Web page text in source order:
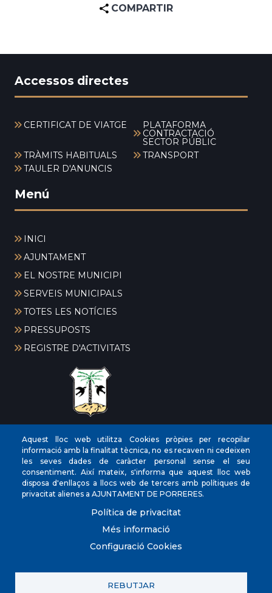
COMPARTIR
Accessos directes
CERTIFICAT DE VIATGE PLATAFORMA
CONTRACTACIÓ
SECTOR PÚBLIC
TRÀMITS HABITUALS
TRANSPORT
TAULER D'ANUNCIS
Menú
INICI
AJUNTAMENT
EL NOSTRE MUNICIPI
SERVEIS MUNICIPALS
TOTES LES NOTÍCIES
PRESSUPOSTS
REGISTRE D'ACTIVITATS
CIF
‎P0704300C
Direccions
Plaça de la Vila, 17 CP: 07260
Telèfon (+34) 971 647221
Fax
(+34) 971 168265
910/605 098 760
Contacta amb nosaltres
Política de privacitat
Aquest lloc web utilitza Cookies pròpies per recopilar
informació amb la finalitat tècnica, no es recaven ni cedeixen
les seves dades de caràcter personal sense el seu
consentiment. Així mateix, s'informa que aquest lloc web
disposa d'enllaços a llocs web de tercers amb polítiques de
privacitat alienes a AJUNTAMENT DE PORRERES.
Política de privacitat
Més informació
Configuració Cookies
REBUTJAR